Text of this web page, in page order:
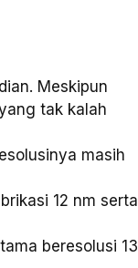
Meskipun
tak kalah
masih
12 nm serta
beresolusi 13